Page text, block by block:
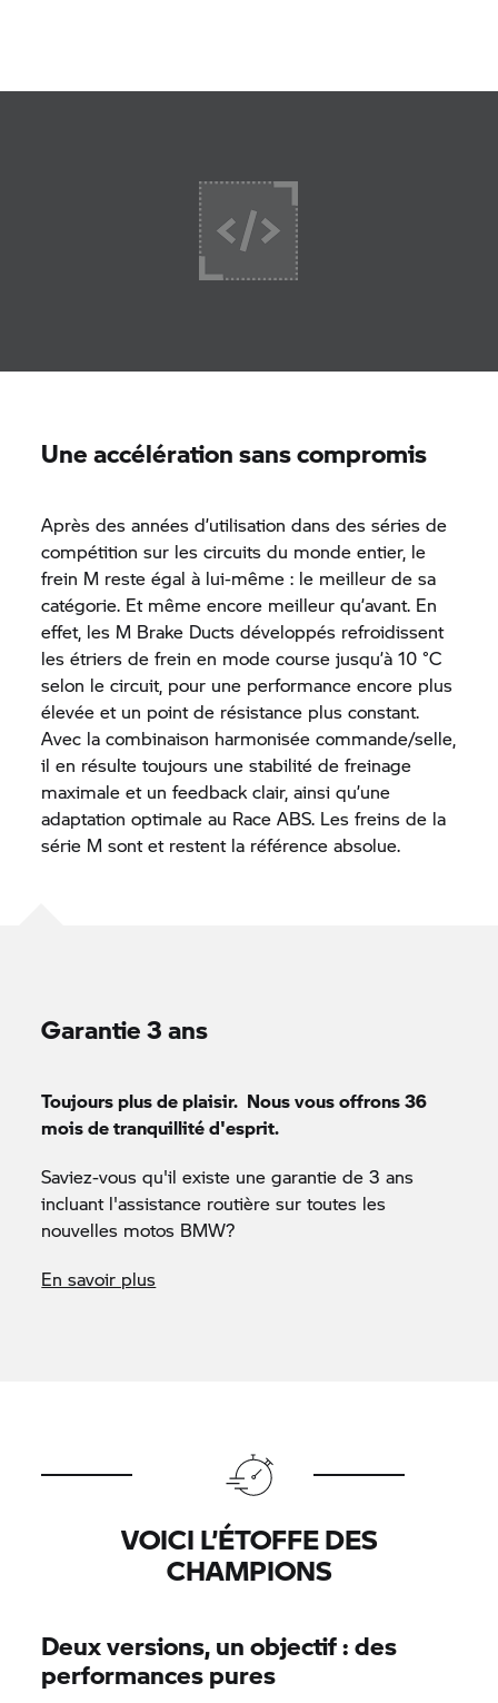
Une accélération sans compromis
Après des années d’utilisation dans des séries de
compétition sur les circuits du monde entier, le
frein M reste égal à lui-même : le meilleur de sa
catégorie. Et même encore meilleur qu’avant. En
effet, les M Brake Ducts développés refroidissent
les étriers de frein en mode course jusqu’à 10 °C
selon le circuit, pour une performance encore plus
élevée et un point de résistance plus constant.
Avec la combinaison harmonisée commande/selle,
il en résulte toujours une stabilité de freinage
maximale et un feedback clair, ainsi qu’une
adaptation optimale au Race ABS. Les freins de la
série M sont et restent la référence absolue.
Garantie 3 ans
Toujours plus de plaisir. Nous vous offrons 36
mois de tranquillité d'esprit.
Saviez-vous qu'il existe une garantie de 3 ans
incluant l'assistance routière sur toutes les
nouvelles motos BMW?
En savoir plus
VOICI L’ÉTOFFE DES
CHAMPIONS
Deux versions, un objectif : des
performances pures